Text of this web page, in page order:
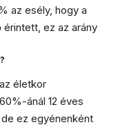
az esély, hogy a
ez az arány
életkor
ánál 12 éves
ez egyénenként